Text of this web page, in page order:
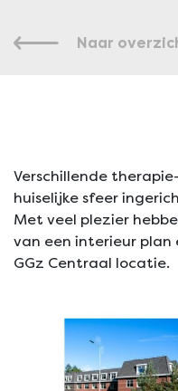
Naar
Verschillende
huiselijke sfeer
Met veel plezier
van een interieur
GGz Centraal locatie.